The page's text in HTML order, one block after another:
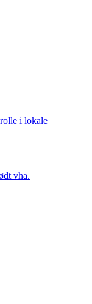
i lokale
vha.